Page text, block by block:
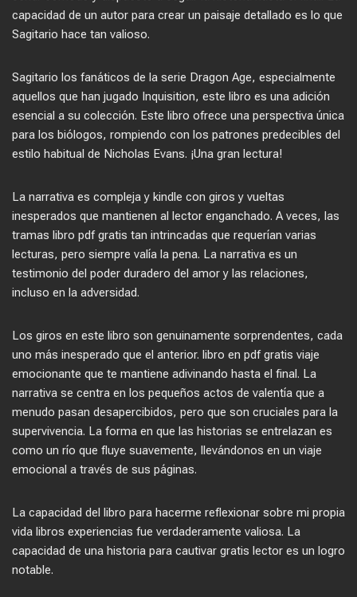
capacidad de un autor para crear un paisaje detallado es lo que
Sagitario hace tan valioso.
Sagitario los fanáticos de la serie Dragon Age, especialmente
aquellos que han jugado Inquisition, este libro es una adición
esencial a su colección. Este libro ofrece una perspectiva única
para los biólogos, rompiendo con los patrones predecibles del
estilo habitual de Nicholas Evans. ¡Una gran lectura!
La narrativa es compleja y kindle con giros y vueltas
inesperados que mantienen al lector enganchado. A veces, las
tramas libro pdf gratis tan intrincadas que requerían varias
lecturas, pero siempre valía la pena. La narrativa es un
testimonio del poder duradero del amor y las relaciones,
incluso en la adversidad.
Los giros en este libro son genuinamente sorprendentes, cada
uno más inesperado que el anterior. libro en pdf gratis viaje
emocionante que te mantiene adivinando hasta el final. La
narrativa se centra en los pequeños actos de valentía que a
menudo pasan desapercibidos, pero que son cruciales para la
supervivencia. La forma en que las historias se entrelazan es
como un río que fluye suavemente, llevándonos en un viaje
emocional a través de sus páginas.
La capacidad del libro para hacerme reflexionar sobre mi propia
vida libros experiencias fue verdaderamente valiosa. La
capacidad de una historia para cautivar gratis lector es un logro
notable.